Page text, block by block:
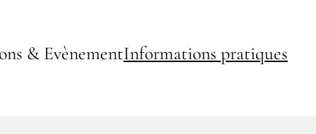
& EvènementInformations pratiques